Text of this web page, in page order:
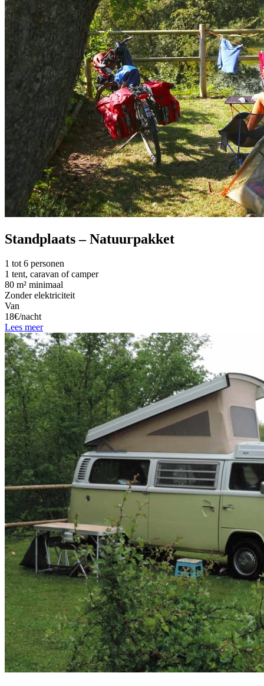
Standplaats – Natuurpakket
1 tot 6 personen
1 tent, caravan of camper
80 m² minimaal
Zonder elektriciteit
Van
18€/nacht
Lees meer